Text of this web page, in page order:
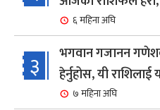
६ महिना अघि
३
भगवान गजानन
हेर्नुहोस, यी
७ महिना अघि